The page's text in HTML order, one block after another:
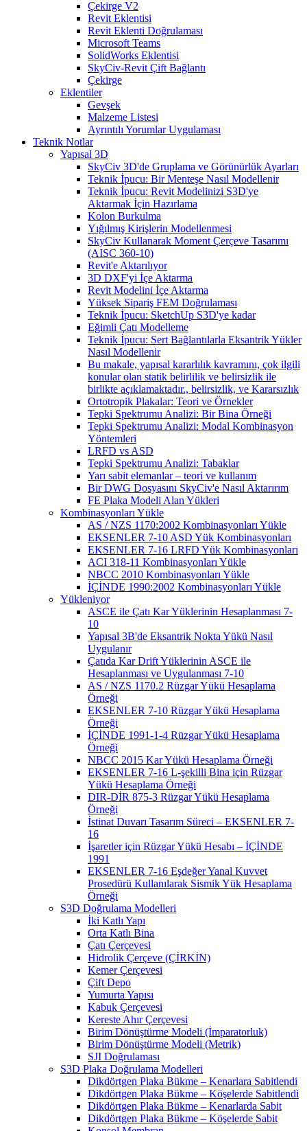
Çekirge V2
Revit Eklentisi
Revit Eklenti Doğrulaması
Microsoft Teams
SolidWorks Eklentisi
SkyCiv-Revit Çift Bağlantı
Çekirge
Eklentiler
Gevşek
Malzeme Listesi
Ayrıntılı Yorumlar Uygulaması
Teknik Notlar
Yapısal 3D
SkyCiv 3D'de Gruplama ve Görünürlük Ayarları
Teknik İpucu: Bir Menteşe Nasıl Modellenir
Teknik İpucu: Revit Modelinizi S3D'ye
Aktarmak İçin Hazırlama
Kolon Burkulma
Yığılmış Kirişlerin Modellenmesi
SkyCiv Kullanarak Moment Çerçeve Tasarımı
(AISC 360-10)
Revit'e Aktarılıyor
3D DXF'yi İçe Aktarma
Revit Modelini İçe Aktarma
Yüksek Sipariş FEM Doğrulaması
Teknik İpucu: SketchUp S3D'ye kadar
Eğimli Çatı Modelleme
Teknik İpucu: Sert Bağlantılarla Eksantrik Yükler
Nasıl Modellenir
Bu makale, yapısal kararlılık kavramını, çok ilgili
konular olan statik belirlilik ve belirsizlik ile
birlikte açıklamaktadır., belirsizlik, ve Kararsızlık
Ortotropik Plakalar: Teori ve Örnekler
Tepki Spektrumu Analizi: Bir Bina Örneği
Tepki Spektrumu Analizi: Modal Kombinasyon
Yöntemleri
LRFD vs ASD
Tepki Spektrumu Analizi: Tabaklar
Yarı sabit elemanlar – teori ve kullanım
Bir DWG Dosyasını SkyCiv'e Nasıl Aktarırım
FE Plaka Modeli Alan Yükleri
Kombinasyonları Yükle
AS / NZS 1170:2002 Kombinasyonları Yükle
EKSENLER 7-10 ASD Yük Kombinasyonları
EKSENLER 7-16 LRFD Yük Kombinasyonları
ACI 318-11 Kombinasyonları Yükle
NBCC 2010 Kombinasyonları Yükle
İÇİNDE 1990:2002 Kombinasyonları Yükle
Yükleniyor
ASCE ile Çatı Kar Yüklerinin Hesaplanması 7-
10
Yapısal 3B'de Eksantrik Nokta Yükü Nasıl
Uygulanır
Çatıda Kar Drift Yüklerinin ASCE ile
Hesaplanması ve Uygulanması 7-10
AS / NZS 1170.2 Rüzgar Yükü Hesaplama
Örneği
EKSENLER 7-10 Rüzgar Yükü Hesaplama
Örneği
İÇİNDE 1991-1-4 Rüzgar Yükü Hesaplama
Örneği
NBCC 2015 Kar Yükü Hesaplama Örneği
EKSENLER 7-16 L-şekilli Bina için Rüzgar
Yükü Hesaplama Örneği
DIR-DİR 875-3 Rüzgar Yükü Hesaplama
Örneği
İstinat Duvarı Tasarım Süreci – EKSENLER 7-
16
İşaretler için Rüzgar Yükü Hesabı – İÇİNDE
1991
EKSENLER 7-16 Eşdeğer Yanal Kuvvet
Prosedürü Kullanılarak Sismik Yük Hesaplama
Örneği
S3D Doğrulama Modelleri
İki Katlı Yapı
Orta Katlı Bina
Çatı Çerçevesi
Hidrolik Çerçeve (ÇİRKİN)
Kemer Çerçevesi
Çift Depo
Yumurta Yapısı
Kabuk Çerçevesi
Kereste Ahır Çerçevesi
Birim Dönüştürme Modeli (İmparatorluk)
Birim Dönüştürme Modeli (Metrik)
SJI Doğrulaması
S3D Plaka Doğrulama Modelleri
Dikdörtgen Plaka Bükme – Kenarlara Sabitlendi
Dikdörtgen Plaka Bükme – Köşelerde Sabitlendi
Dikdörtgen Plaka Bükme – Kenarlarda Sabit
Dikdörtgen Plaka Bükme – Köşelerde Sabit